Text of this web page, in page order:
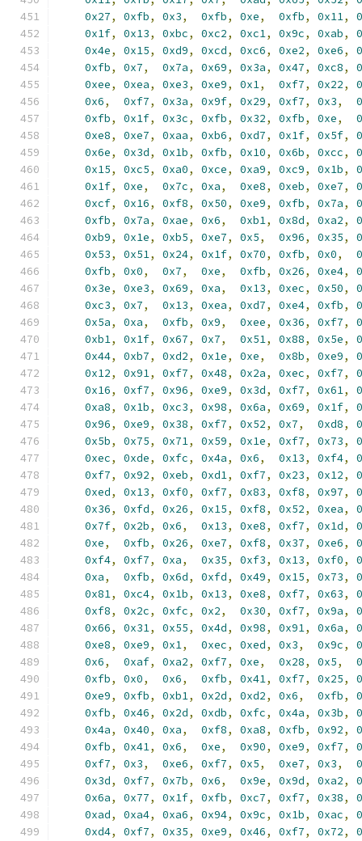
0x27, 0xfb, 0x3, 0xfb, 0xe, 0xfb, 0x11,
0x1f, 0x13, 0xbc, 0xc2, 0xc1, 0x9c, 0xab,
0x4e, 0x15, 0xd9, 0xcd, 0xc6, 0xe2, 0xe6,
0xfb, 0x7, 0x7a, 0x69, 0x3a, 0x47, 0xc8,
0xee, 0xea, 0xe3, 0xe9, 0x1, 0xf7, 0x22,
0x6, 0xf7, 0x3a, 0x9f, 0x29, 0xf7, 0x3,
0xfb, 0x1f, 0x3c, 0xfb, 0x32, 0xfb, 0xe,
0xe8, 0xe7, 0xaa, 0xb6, 0xd7, 0x1f, 0x5f,
0x6e, 0x3d, 0x1b, 0xfb, 0x10, 0x6b, 0xcc,
0x15, 0xc5, 0xa0, 0xce, 0xa9, 0xc9, 0x1b,
0x1f, 0xe, 0x7c, 0xa, 0xe8, 0xeb, 0xe7,
0xcf, 0x16, 0xf8, 0x50, 0xe9, 0xfb, 0x7a,
0xfb, 0x7a, 0xae, 0x6, 0xb1, 0x8d, 0xa2,
0xb9, 0x1e, 0xb5, 0xe7, 0x5, 0x96, 0x35,
0x53, 0x51, 0x24, 0x1f, 0x70, 0xfb, 0x0,
0xfb, 0x0, 0x7, 0xe, 0xfb, 0x26, 0xe4,
0x3e, 0xe3, 0x69, 0xa, 0x13, 0xec, 0x50,
0xc3, 0x7, 0x13, 0xea, 0xd7, 0xe4, 0xfb,
0x5a, 0xa, 0xfb, 0x9, 0xee, 0x36, 0xf7,
0xb1, 0x1f, 0x67, 0x7, 0x51, 0x88, 0x5e,
0x44, 0xb7, 0xd2, 0x1e, 0xe, 0x8b, 0xe9,
0x12, 0x91, 0xf7, 0x48, 0x2a, 0xec, 0xf7,
0x16, 0xf7, 0x96, 0xe9, 0x3d, 0xf7, 0x61,
0xa8, 0x1b, 0xc3, 0x98, 0x6a, 0x69, 0x1f,
0x96, 0xe9, 0x38, 0xf7, 0x52, 0x7, 0xd8,
0x5b, 0x75, 0x71, 0x59, 0x1e, 0xf7, 0x73,
0xec, 0xde, 0xfc, 0x4a, 0x6, 0x13, 0xf4,
0xf7, 0x92, 0xeb, 0xd1, 0xf7, 0x23, 0x12,
0xed, 0x13, 0xf0, 0xf7, 0x83, 0xf8, 0x97,
0x36, 0xfd, 0x26, 0x15, 0xf8, 0x52, 0xea,
0x7f, 0x2b, 0x6, 0x13, 0xe8, 0xf7, 0x1d,
0xe, 0xfb, 0x26, 0xe7, 0xf8, 0x37, 0xe6,
0xf4, 0xf7, 0xa, 0x35, 0xf3, 0x13, 0xf0,
0xa, 0xfb, 0x6d, 0xfd, 0x49, 0x15, 0x73,
0x81, 0xc4, 0x1b, 0x13, 0xe8, 0xf7, 0x63,
0xf8, 0x2c, 0xfc, 0x2, 0x30, 0xf7, 0x9a,
0x66, 0x31, 0x55, 0x4d, 0x98, 0x91, 0x6a,
0xe8, 0xe9, 0x1, 0xec, 0xed, 0x3, 0x9c,
0x6, 0xaf, 0xa2, 0xf7, 0xe, 0x28, 0x5,
0xfb, 0x0, 0x6, 0xfb, 0x41, 0xf7, 0x25,
0xe9, 0xfb, 0xb1, 0x2d, 0xd2, 0x6, 0xfb,
0xfb, 0x46, 0x2d, 0xdb, 0xfc, 0x4a, 0x3b,
0x4a, 0x40, 0xa, 0xf8, 0xa8, 0xfb, 0x92,
0xfb, 0x41, 0x6, 0xe, 0x90, 0xe9, 0xf7,
0xf7, 0x3, 0xe6, 0xf7, 0x5, 0xe7, 0x3,
0x3d, 0xf7, 0x7b, 0x6, 0x9e, 0x9d, 0xa2,
0x6a, 0x77, 0x1f, 0xfb, 0xc7, 0xf7, 0x38,
0xad, 0xa4, 0xa6, 0x94, 0x9c, 0x1b, 0xac,
0xd4, 0xf7, 0x35, 0xe9, 0x46, 0xf7, 0x72,